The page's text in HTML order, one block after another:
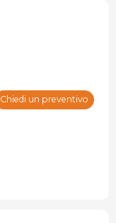
Chiedi un preventivo